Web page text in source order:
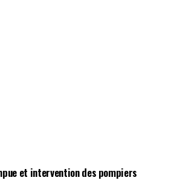
et intervention des pompiers